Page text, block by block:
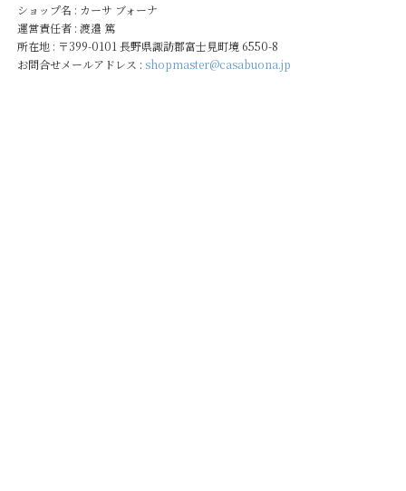
ショップ名 : カーサ ブォーナ
運営責任者 : 渡邉 篤
所在地 : 〒399-0101 長野県諏訪郡富士見町境 6550-8
お問合せメールアドレス : shopmaster@casabuona.jp